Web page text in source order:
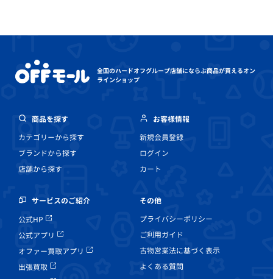
全国のハードオフグループ店舗にならぶ商品が買えるオン
ラインショップ
商品を探す
カテゴリーから探す
ブランドから探す
店舗から探す
お客様情報
新規会員登録
ログイン
カート
サービスのご紹介
公式HP
公式アプリ
オファー買取アプリ
出張買取
その他
プライバシーポリシー
ご利用ガイド
古物営業法に基づく表示
よくある質問